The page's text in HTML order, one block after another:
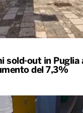
sold-out in Puglia
del 7,3%